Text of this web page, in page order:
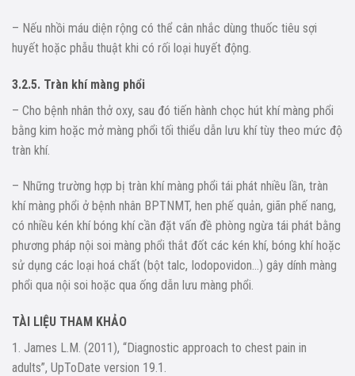
– Nếu nhồi máu diện rộng có thể cân nhắc dùng thuốc tiêu sợi
huyết hoặc phẫu thuật khi có rối loại huyết động.
3.2.5. Tràn khí màng phổi
– Cho bệnh nhân thở oxy, sau đó tiến hành chọc hút khí màng phổi
bằng kim hoặc mở màng phổi tối thiểu dẫn lưu khí tùy theo mức độ
tràn khí.
– Những trường hợp bị tràn khí màng phổi tái phát nhiều lần, tràn
khí màng phổi ở bệnh nhân BPTNMT, hen phế quản, giãn phế nang,
có nhiều kén khí bóng khí cần đặt vấn đề phòng ngừa tái phát bằng
phương pháp nội soi màng phổi thắt đốt các kén khí, bóng khí hoặc
sử dụng các loại hoá chất (bột talc, Iodopovidon…) gây dính màng
phổi qua nội soi hoặc qua ống dẫn lưu màng phổi.
TÀI LIỆU THAM KHẢO
1. James L.M. (2011), “Diagnostic approach to chest pain in
adults”, UpToDate version 19.1.